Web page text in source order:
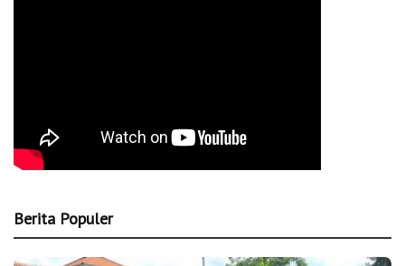
Berita Populer